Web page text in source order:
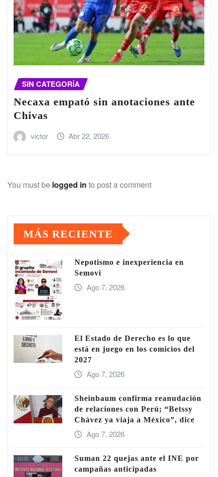
SIN CATEGORÍA
Necaxa empató sin anotaciones ante
Chivas
victor Abr 22, 2026
You must be logged in to post a comment
MÁS RECIENTE
Nepotismo e inexperiencia en
Semovi
Ago 7, 2026
El Estado de Derecho es lo que
está en juego en los comicios del
2027
Ago 7, 2026
Sheinbaum confirma reanudación
de relaciones con Perú; “Betssy
Chávez ya viaja a México”, dice
Ago 7, 2026
Suman 22 quejas ante el INE por
campañas anticipadas